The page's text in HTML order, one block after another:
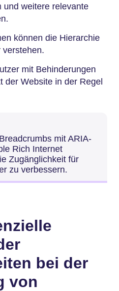
und weitere relevante
können die Hierarchie
verstehen.
mit Behinderungen
der Website in der Regel
mit ARIA-
Rich Internet
Zugänglichkeit für
zu verbessern.
bei der
von